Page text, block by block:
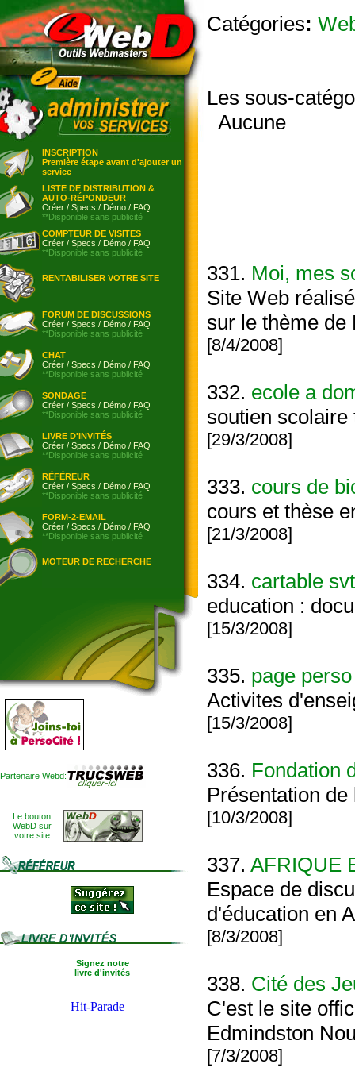
INSCRIPTION
Première étape avant d'ajouter un
service
LISTE DE DISTRIBUTION &
AUTO-RÉPONDEUR
Créer / Specs / Démo / FAQ
**Disponible sans publicité
COMPTEUR DE VISITES
Créer / Specs / Démo / FAQ
**Disponible sans publicité
RENTABILISER VOTRE SITE
FORUM DE DISCUSSIONS
Créer / Specs / Démo / FAQ
**Disponible sans publicité
CHAT
Créer / Specs / Démo / FAQ
**Disponible sans publicité
SONDAGE
Créer / Specs / Démo / FAQ
**Disponible sans publicité
LIVRE D'INVITÉS
Créer / Specs / Démo / FAQ
**Disponible sans publicité
RÉFÉREUR
Créer / Specs / Démo / FAQ
**Disponible sans publicité
FORM-2-EMAIL
Créer / Specs / Démo / FAQ
**Disponible sans publicité
MOTEUR DE RECHERCHE
Partenaire Webd:
Le bouton
WebD sur
votre site
Signez notre
livre d'invités
Catégories:
Les sous-
Aucune
331. Moi, mes
Site Web
sur le thème de
[8/4/2008]
332. ecole a
soutien scolaire
[29/3/2008]
333. cours de
cours et thèse
[21/3/2008]
334. cartable svt
education :
[15/3/2008]
335. page perso
Activites
[15/3/2008]
336. Fondation
Présentation
[10/3/2008]
337. AFRIQUE
Espace de
d'éducation en
[8/3/2008]
338. Cité des
C'est le site
Edmindston
[7/3/2008]